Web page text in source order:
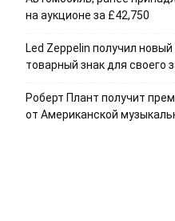
на аукционе за £42,750
Led Zeppelin получил
товарный знак для своего
Роберт Плант получит
от Американской